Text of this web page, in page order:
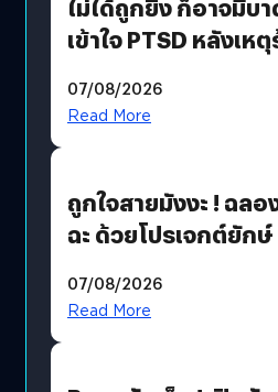
ไม่ได้ถูกยิง ก็อาจมีบ
เข้าใจ PTSD หลังเห
07/08/2026
Read More
ถูกใจสายมังงะ ! ฉลอ
ฉะ ด้วยโปรเจกต์ยักษ์
มีภาษาไทยด้วย
07/08/2026
Read More